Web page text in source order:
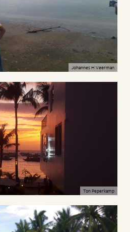
Johannes H Veerman
Ton Peperkamp